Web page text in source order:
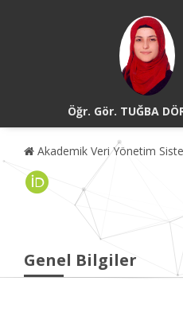
Öğr. Gör. TUĞBA
Akademik Veri Yönetim
Genel Bilgiler